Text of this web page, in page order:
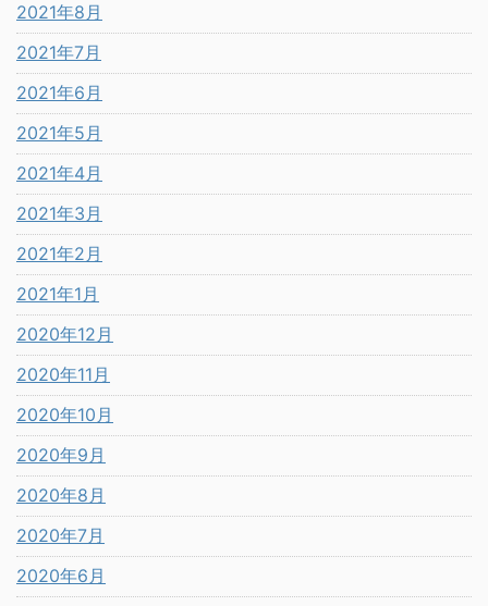
2021年8月
2021年7月
2021年6月
2021年5月
2021年4月
2021年3月
2021年2月
2021年1月
2020年12月
2020年11月
2020年10月
2020年9月
2020年8月
2020年7月
2020年6月